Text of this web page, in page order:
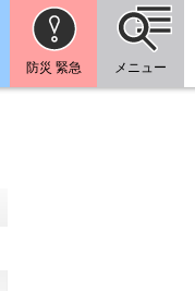
防災 緊急 メニュー